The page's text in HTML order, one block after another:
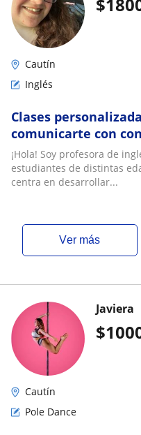
Cautín
Inglés
Clases
comunicarte con
¡Hola! Soy profesora de
estudiantes de distintas
centra en desarrollar...
ver más
$
Javiera
Cautín
Pole Dance